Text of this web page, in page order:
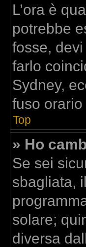
L’ora è
potrebbe
fosse,
farlo
Sydney,
fuso
Top
» Ho
Se sei
sbagliata,
solare;
diversa